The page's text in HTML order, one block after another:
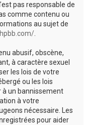
pas responsable de
comme contenu ou
au sujet de
.
abusif, obscène,
à caractère sexuel
les lois de votre
ou les lois
à un bannissement
à votre
nécessaire. Les
pour aider